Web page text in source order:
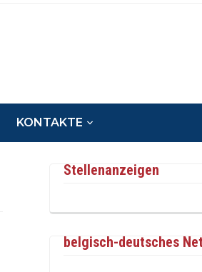
KONTAKTE
Stellenanzeigen
belgisch-deutsches